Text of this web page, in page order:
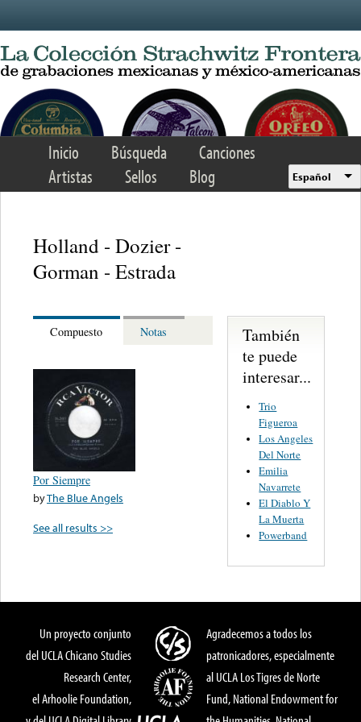
Inicio Búsqueda
Canciones
Artistas
Sellos Blog Español
Holland - Dozier -
Gorman - Estrada
Compuesto Notas
Por Siempre
byThe Blue Angels
See all results >>
También
te puede
interesar...
Trio
Figueroa
Los Angeles
Del Norte
Emilia
Navarrete
El Diablo Y
La Muerta
Powerband
Un proyecto conjunto
del UCLA Chicano Studies
Research Center,
el Arhoolie Foundation,
Agradecemos a todos los
patronicadores, especialmente
al UCLA Los Tigres de Norte
Fund, National Endowment for